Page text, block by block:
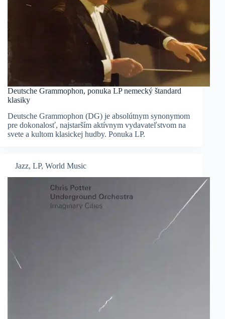
Deutsche Grammophon, ponuka LP nemecký štandard
klasiky
Deutsche Grammophon (DG) je absolútnym synonymom
pre dokonalosť, najstarším aktívnym vydavateľstvom na
svete a kultom klasickej hudby. Ponuka LP.
Jazz, LP, World Music